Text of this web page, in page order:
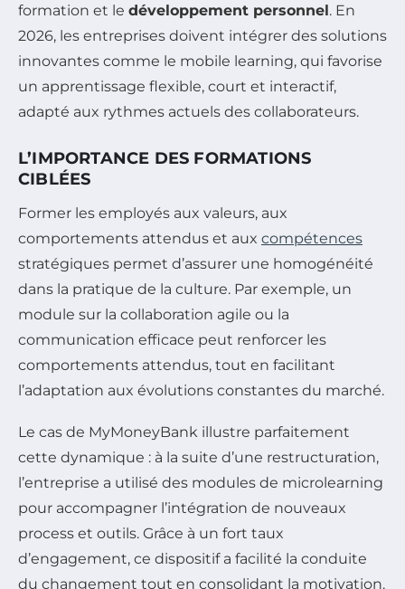
formation et le développement personnel. En
2026, les entreprises doivent intégrer des solutions
innovantes comme le mobile learning, qui favorise
un apprentissage flexible, court et interactif,
adapté aux rythmes actuels des collaborateurs.
L’IMPORTANCE DES FORMATIONS
CIBLÉES
Former les employés aux valeurs, aux
comportements attendus et aux compétences
stratégiques permet d’assurer une homogénéité
dans la pratique de la culture. Par exemple, un
module sur la collaboration agile ou la
communication efficace peut renforcer les
comportements attendus, tout en facilitant
l’adaptation aux évolutions constantes du marché.
Le cas de MyMoneyBank illustre parfaitement
cette dynamique : à la suite d’une restructuration,
l’entreprise a utilisé des modules de microlearning
pour accompagner l’intégration de nouveaux
process et outils. Grâce à un fort taux
d’engagement, ce dispositif a facilité la conduite
du changement tout en consolidant la motivation.